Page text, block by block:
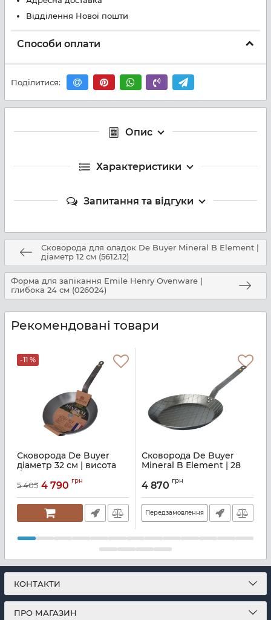
Відділення Нової пошти
Способи оплати
Поділитися:
Опис
Характеристики
Запитання та відгуки
Сковорода для оладок De Buyer Mineral B Element |
діаметр 12 см (5612.12)
Форма для запікання Emile Henry Ovenware |
глибока 24 см (026024)
Рекомендовані товари
-11 %
Сковорода De Buyer
діаметр 32 см | висота
борта 4.2 см (5610.32)
Артикул: M21410457
5 405 4 790 грн
Сковорода De Buyer
Mineral B Element | 28
Артикул: M21400366
4 870 грн
Передзамовлення
КОНТАКТИ
ПРО МАГАЗИН